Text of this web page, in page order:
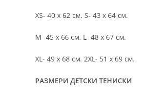
XS- 40 х 62 см. S- 43 х 64 см.
M- 45 х 66 см. L- 48 х 67 см.
XL- 49 х 68 см. 2XL- 51 х 69 см.
РАЗМЕРИ ДЕТСКИ ТЕНИСКИ